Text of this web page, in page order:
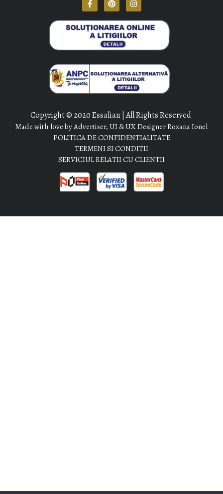
Copyright © 2020 Essalian | All Rights Reserved
Made with love by Advertiser, UI & UX Designer Roxana Ionel
POLITICA DE CONFIDENTIALITATE
TERMENI SI CONDITII
SERVICIUL RELATII CU CLIENTII